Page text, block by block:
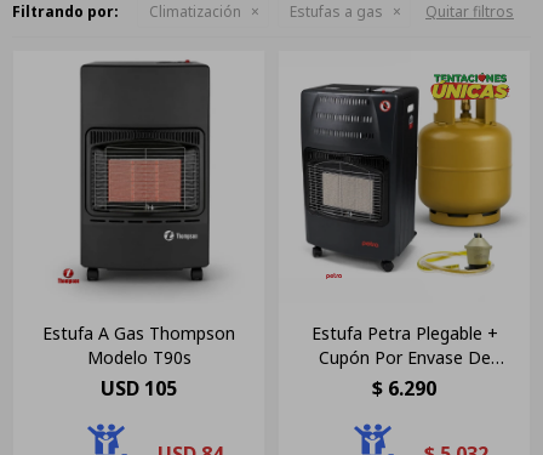
Filtrando por: Climatización Estufas a gas Quitar filtros
Estufa A Gas Thompson
Modelo T90s
USD 105
Estufa Petra Plegable +
Cupón Por Envase De
Garrafa De 13kg
$ 6.290